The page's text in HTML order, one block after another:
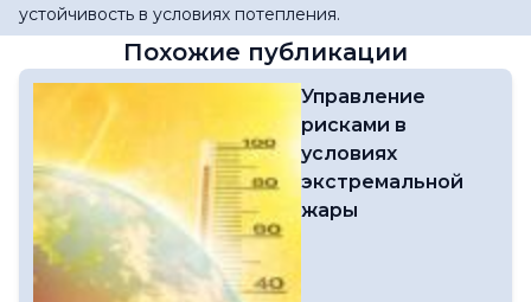
устойчивость в условиях потепления.
Похожие публикации
Управление
рисками в
условиях
экстремальной
жары